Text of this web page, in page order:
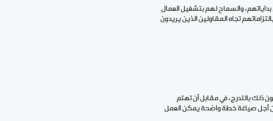
والسماح لهم بتشغيل العمال
تجاه المقاولين الذين يريدون
ذلك بالتدرج، في مقابل أن تهتم
من أجل صياغة خطة واضحة يمكن العمل